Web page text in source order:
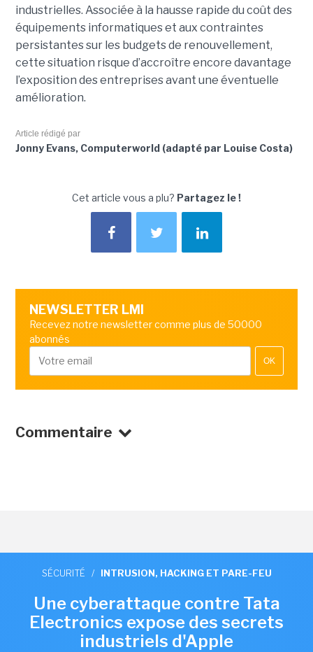
industrielles. Associée à la hausse rapide du coût des
équipements informatiques et aux contraintes
persistantes sur les budgets de renouvellement,
cette situation risque d’accroître encore davantage
l’exposition des entreprises avant une éventuelle
amélioration.
Article rédigé par
Jonny Evans, Computerworld (adapté par Louise Costa)
Cet article vous a plu? Partagez le !
NEWSLETTER LMI
Recevez notre newsletter comme plus de 50000
abonnés
OK
Commentaire
SÉCURITÉ / INTRUSION, HACKING ET PARE-FEU
Une cyberattaque contre Tata
Electronics expose des secrets
industriels d'Apple